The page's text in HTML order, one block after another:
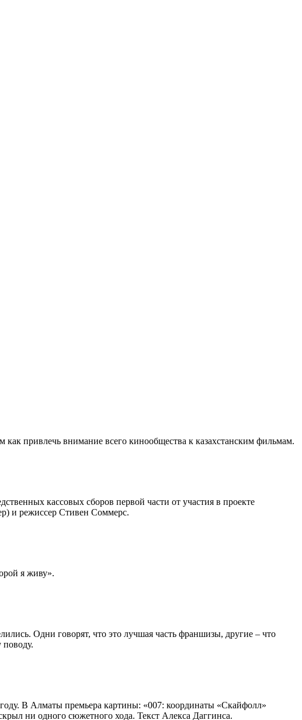
как привлечь внимание всего кинообщества к казахстанским фильмам.
кассовых сборов первой части от участия в проекте
и режиссер Стивен Соммерс.
я живу».
Одни говорят, что это лучшая часть франшизы, другие – что
В Алматы премьера картины: «007: координаты «Скайфолл»
ни одного сюжетного хода. Текст Алекса Даггинса.